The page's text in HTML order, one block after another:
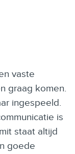
vaste
graag komen.
ingespeeld.
is
staat altijd
goede